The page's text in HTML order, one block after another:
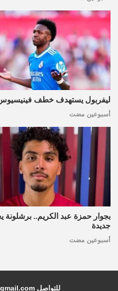
ليفربول يستهدف خطف
أسبوعين مضت
بجوار حمزة عبد الكريم.. برشلونة
جديدة
أسبوعين مضت
للتواصل wlydalrmaly@gmail.com